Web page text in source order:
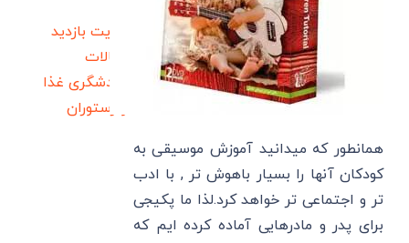
همانطور که میدانید آموزش موسیقی به
کودکان آنها را بسیار باهوش تر , با ادب
تر و اجتماعی تر خواهد کرد.لذا ما پکیجی
برای پدر و مادرهایی آماده کرده ایم که
سایت بازدید
مقالات
گردشگری غذا
و رستوران